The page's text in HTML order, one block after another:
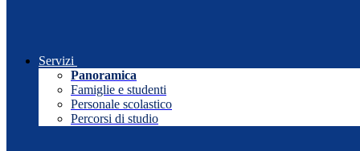
Servizi
Panoramica
Famiglie e studenti
Personale scolastico
Percorsi di studio